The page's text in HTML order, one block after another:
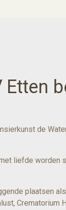
de
liefde
plaatsen
Crematorium